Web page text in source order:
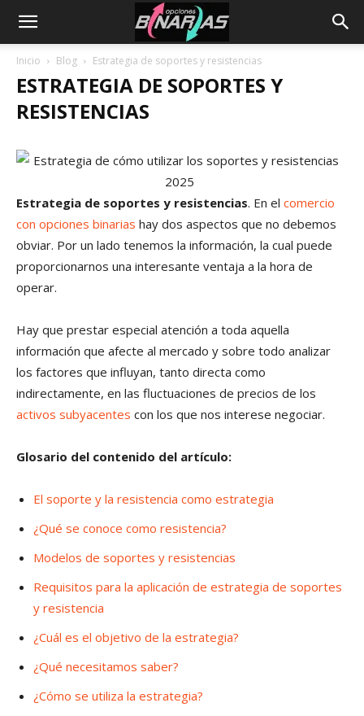
Inicio Blog Estrategia de soportes y resistencias
ESTRATEGIA DE SOPORTES Y
RESISTENCIAS
Estrategia de soportes y resistencias. En el comercio
con opciones binarias hay dos aspectos que no debemos
obviar. Por un lado tenemos la información, la cual puede
proporcionarnos una interesante ventaja a la hora de
operar.
Hay que prestar especial atención a toda aquella
información que afecte al mercado y sobre todo analizar
los factores que influyan, tanto directa como
indirectamente, en las fluctuaciones de precios de los
activos subyacentes con los que nos interese negociar.
Glosario del contenido del artículo:
El soporte y la resistencia como estrategia
¿Qué se conoce como resistencia?
Modelos de soportes y resistencias
Requisitos para la aplicación de estrategia de soportes
y resistencia
¿Cuál es el objetivo de la estrategia?
¿Qué necesitamos saber?
¿Cómo se utiliza la estrategia?